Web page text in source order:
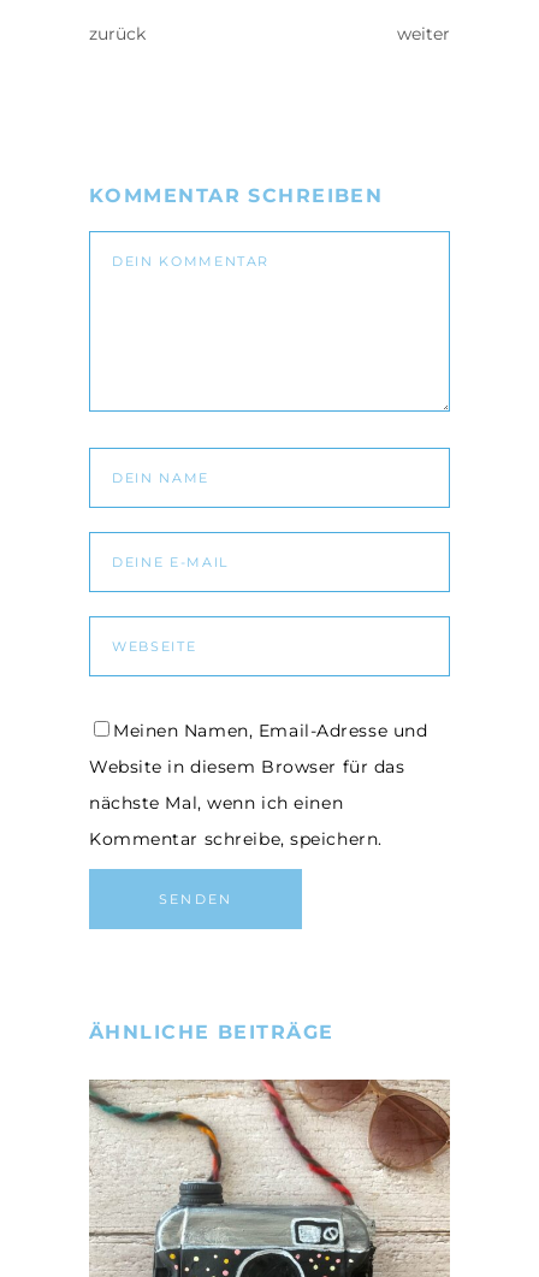
zurück weiter
KOMMENTAR SCHREIBEN
Meinen Namen, Email-Adresse und
Website in diesem Browser für das
nächste Mal, wenn ich einen
Kommentar schreibe, speichern.
ÄHNLICHE BEITRÄGE